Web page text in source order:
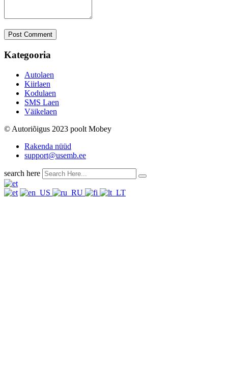
Post Comment
Kategooria
Autolaen
Kiirlaen
Kodulaen
SMS Laen
Väikelaen
© Autoriõigus 2023 poolt Mobey
Rakenda nüüd
support@usemb.ee
search here